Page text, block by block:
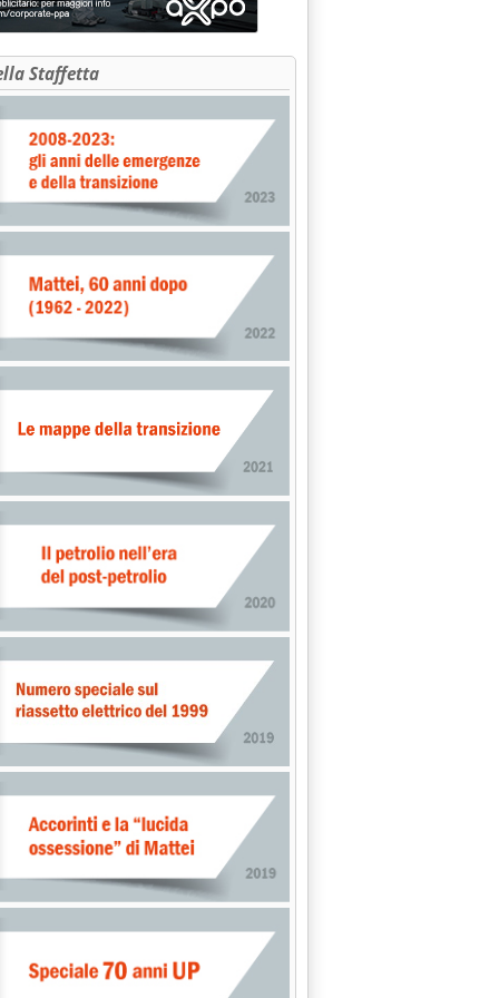
Staffetta